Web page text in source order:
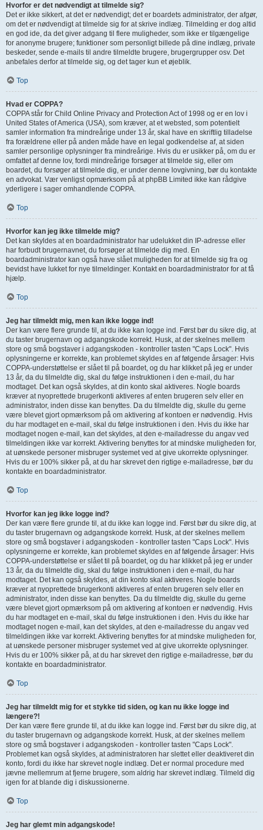
Hvorfor er det nødvendigt at tilmelde sig?
Det er ikke sikkert, at det er nødvendigt; det er boardets administrator, der afgør,
om det er nødvendigt at tilmelde sig for at skrive indlæg. Tilmelding er dog altid
en god ide, da det giver adgang til flere muligheder, som ikke er tilgængelige
for anonyme brugere; funktioner som personligt billede på dine indlæg, private
beskeder, sende e-mails til andre tilmeldte brugere, brugergrupper osv. Det
anbefales derfor at tilmelde sig, og det tager kun et øjeblik.
Top
Hvad er COPPA?
COPPA står for Child Online Privacy and Protection Act of 1998 og er en lov i
United States of America (USA), som kræver, at et websted, som potentielt
samler information fra mindreårige under 13 år, skal have en skriftlig tilladelse
fra forældrene eller på anden måde have en legal godkendelse af, at siden
samler personlige oplysninger fra mindreårige. Hvis du er usikker på, om du er
omfattet af denne lov, fordi mindreårige forsøger at tilmelde sig, eller om
boardet, du forsøger at tilmelde dig, er under denne lovgivning, bør du kontakte
en advokat. Vær venligst opmærksom på at phpBB Limited ikke kan rådgive
yderligere i sager omhandlende COPPA.
Top
Hvorfor kan jeg ikke tilmelde mig?
Det kan skyldes at en boardadministrator har udelukket din IP-adresse eller
har forbudt brugernavnet, du forsøger at tilmelde dig med. En
boardadministrator kan også have slået muligheden for at tilmelde sig fra og
bevidst have lukket for nye tilmeldinger. Kontakt en boardadministrator for at få
hjælp.
Top
Jeg har tilmeldt mig, men kan ikke logge ind!
Der kan være flere grunde til, at du ikke kan logge ind. Først bør du sikre dig, at
du taster brugernavn og adgangskode korrekt. Husk, at der skelnes mellem
store og små bogstaver i adgangskoden - kontroller tasten "Caps Lock". Hvis
oplysningerne er korrekte, kan problemet skyldes en af følgende årsager: Hvis
COPPA-understøttelse er slået til på boardet, og du har klikket på jeg er under
13 år, da du tilmeldte dig, skal du følge instruktionen i den e-mail, du har
modtaget. Det kan også skyldes, at din konto skal aktiveres. Nogle boards
kræver at nyoprettede brugerkonti aktiveres af enten brugeren selv eller en
administrator, inden disse kan benyttes. Da du tilmeldte dig, skulle du gerne
være blevet gjort opmærksom på om aktivering af kontoen er nødvendig. Hvis
du har modtaget en e-mail, skal du følge instruktionen i den. Hvis du ikke har
modtaget nogen e-mail, kan det skyldes, at den e-mailadresse du angav ved
tilmeldingen ikke var korrekt. Aktivering benyttes for at mindske muligheden for,
at uønskede personer misbruger systemet ved at give ukorrekte oplysninger.
Hvis du er 100% sikker på, at du har skrevet den rigtige e-mailadresse, bør du
kontakte en boardadministrator.
Top
Hvorfor kan jeg ikke logge ind?
Der kan være flere grunde til, at du ikke kan logge ind. Først bør du sikre dig, at
du taster brugernavn og adgangskode korrekt. Husk, at der skelnes mellem
store og små bogstaver i adgangskoden - kontroller tasten "Caps Lock". Hvis
oplysningerne er korrekte, kan problemet skyldes en af følgende årsager: Hvis
COPPA-understøttelse er slået til på boardet, og du har klikket på jeg er under
13 år, da du tilmeldte dig, skal du følge instruktionen i den e-mail, du har
modtaget. Det kan også skyldes, at din konto skal aktiveres. Nogle boards
kræver at nyoprettede brugerkonti aktiveres af enten brugeren selv eller en
administrator, inden disse kan benyttes. Da du tilmeldte dig, skulle du gerne
være blevet gjort opmærksom på om aktivering af kontoen er nødvendig. Hvis
du har modtaget en e-mail, skal du følge instruktionen i den. Hvis du ikke har
modtaget nogen e-mail, kan det skyldes, at den e-mailadresse du angav ved
tilmeldingen ikke var korrekt. Aktivering benyttes for at mindske muligheden for,
at uønskede personer misbruger systemet ved at give ukorrekte oplysninger.
Hvis du er 100% sikker på, at du har skrevet den rigtige e-mailadresse, bør du
kontakte en boardadministrator.
Top
Jeg har tilmeldt mig for et stykke tid siden, og kan nu ikke logge ind
længere?!
Der kan være flere grunde til, at du ikke kan logge ind. Først bør du sikre dig, at
du taster brugernavn og adgangskode korrekt. Husk, at der skelnes mellem
store og små bogstaver i adgangskoden - kontroller tasten "Caps Lock".
Problemet kan også skyldes, at administratoren har slettet eller deaktiveret din
konto, fordi du ikke har skrevet nogle indlæg. Det er normal procedure med
jævne mellemrum at fjerne brugere, som aldrig har skrevet indlæg. Tilmeld dig
igen for at blande dig i diskussionerne.
Top
Jeg har glemt min adgangskode!